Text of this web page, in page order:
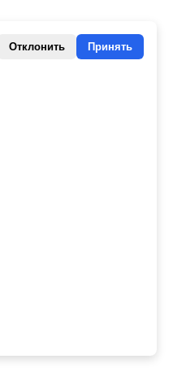
и стержни
скотч
и пены
Отклонить Принять